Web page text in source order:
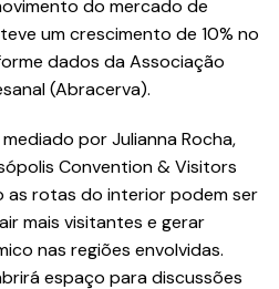
do mercado de
um crescimento de 10% no
dados da Associação
(Abracerva).
por Julianna Rocha,
Convention & Visitors
as rotas do interior podem ser
mais visitantes e gerar
nas regiões envolvidas.
espaço para discussões